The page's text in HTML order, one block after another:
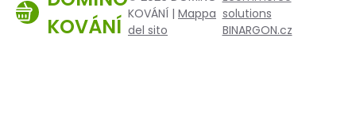
KOVÁNÍ KOVÁNÍ | Mappa
del sito
solutions
BINARGON.cz